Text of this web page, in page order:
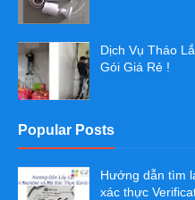
Dịch Vụ Tháo
Gói Giá Rẻ !
Popular Posts
Hướng dẫn tìm
xác thực